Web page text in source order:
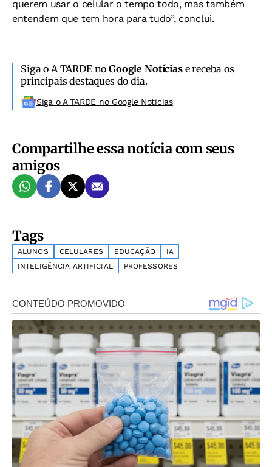
querem usar o celular o tempo todo, mas também
entendem que tem hora para tudo”, conclui.
Siga o A TARDE noGoogle Notíciase receba os
principais destaques do dia.
Siga o A TARDE no Google Noticias
Compartilhe essa notícia com seus
amigos
Tags
ALUNOS CELULARES EDUCAÇÃO
IA
INTELIGÊNCIA ARTIFICIAL
PROFESSORES